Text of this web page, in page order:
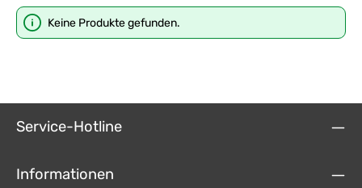
Keine Produkte gefunden.
Service-Hotline
Informationen